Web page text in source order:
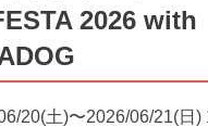
2026 with
20(土)〜2026/06/21(日)